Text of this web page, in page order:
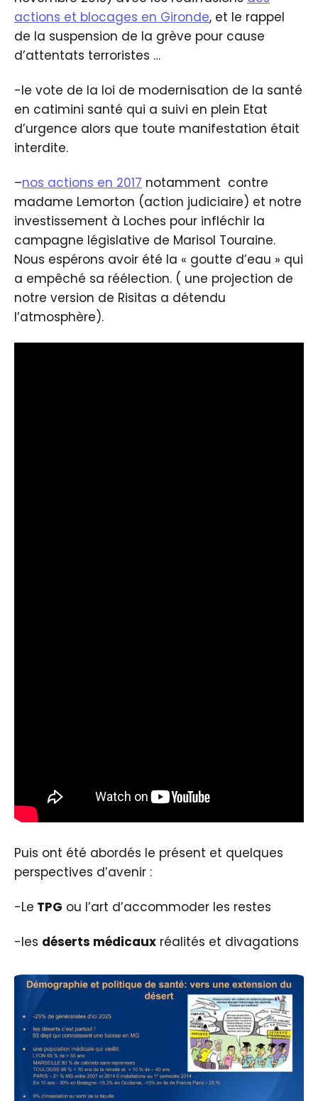
actions et blocages en Gironde, et le rappel
de la suspension de la grève pour cause
d’attentats terroristes …
-le vote de la loi de modernisation de la santé
en catimini santé qui a suivi en plein Etat
d’urgence alors que toute manifestation était
interdite.
–nos actions en 2017 notamment contre
madame Lemorton (action judiciaire) et notre
investissement à Loches pour infléchir la
campagne législative de Marisol Touraine.
Nous espérons avoir été la « goutte d’eau » qui
a empêché sa réélection. ( une projection de
notre version de Risitas a détendu
l’atmosphère).
Puis ont été abordés le présent et quelques
perspectives d’avenir :
-Le TPG ou l’art d’accommoder les restes
-les déserts médicaux réalités et divagations